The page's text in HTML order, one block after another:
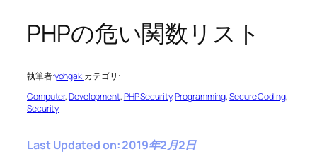
PHPの危い関数リスト
執筆者:yohgakiカテゴリ:
Computer, Development, PHP Security, Programming, Secure Coding
Security
Last Updated on: 2019年2月2日